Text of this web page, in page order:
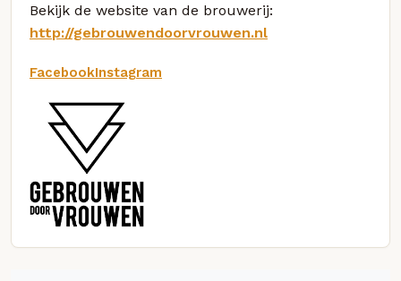
Bekijk de website van de brouwerij:
http://gebrouwendoorvrouwen.nl
FacebookInstagram